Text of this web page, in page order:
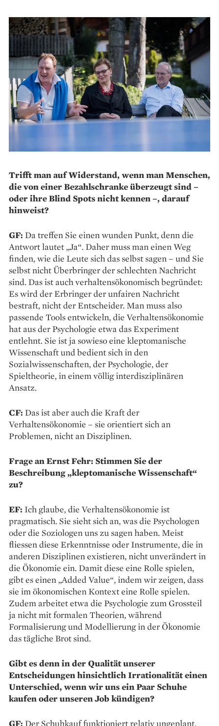
Trifft man auf Widerstand, wenn man Menschen,
die von einer Bezahlschranke überzeugt sind –
oder ihre Blind Spots nicht kennen –, darauf
hinweist?
GF: Da treffen Sie einen wunden Punkt, denn die
Antwort lautet „Ja“. Daher muss man einen Weg
finden, wie die Leute sich das selbst sagen – und Sie
selbst nicht Überbringer der schlechten Nachricht
sind. Das ist auch verhaltensökonomisch begründet:
Es wird der Erbringer der unfairen Nachricht
bestraft, nicht der Entscheider. Man muss also
passende Tools entwickeln, die Verhaltensökonomie
hat aus der Psychologie etwa das Experiment
entlehnt. Sie ist ja sowieso eine kleptomanische
Wissenschaft und bedient sich in den
Sozialwissenschaften, der Psychologie, der
Spieltheorie, in einem völlig interdisziplinären
Ansatz.
CF: Das ist aber auch die Kraft der
Verhaltensökonomie – sie orientiert sich an
Problemen, nicht an Disziplinen.
Frage an Ernst Fehr: Stimmen Sie der
Beschreibung „kleptomanische Wissenschaft“
zu?
EF: Ich glaube, die Verhaltensökonomie ist
pragmatisch. Sie sieht sich an, was die Psychologen
oder die Soziologen uns zu sagen haben. Meist
fliessen diese Erkenntnisse oder Instrumente, die in
anderen Disziplinen existieren, nicht unverändert in
die Ökonomie ein. Damit diese eine Rolle spielen,
gibt es einen „Added Value“, indem wir zeigen, dass
sie im ökonomischen Kontext eine Rolle spielen.
Zudem arbeitet etwa die Psychologie zum Grossteil
ja nicht mit formalen Theorien, während
Formalisierung und Modellierung in der Ökonomie
das tägliche Brot sind.
Gibt es denn in der Qualität unserer
Entscheidungen hinsichtlich Irrationalität einen
Unterschied, wenn wir uns ein Paar Schuhe
kaufen oder unseren Job kündigen?
GF: Der Schuhkauf funktioniert relativ ungeplant.